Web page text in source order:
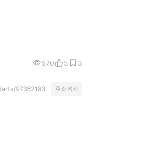
570 5 3
97352183 주소복사